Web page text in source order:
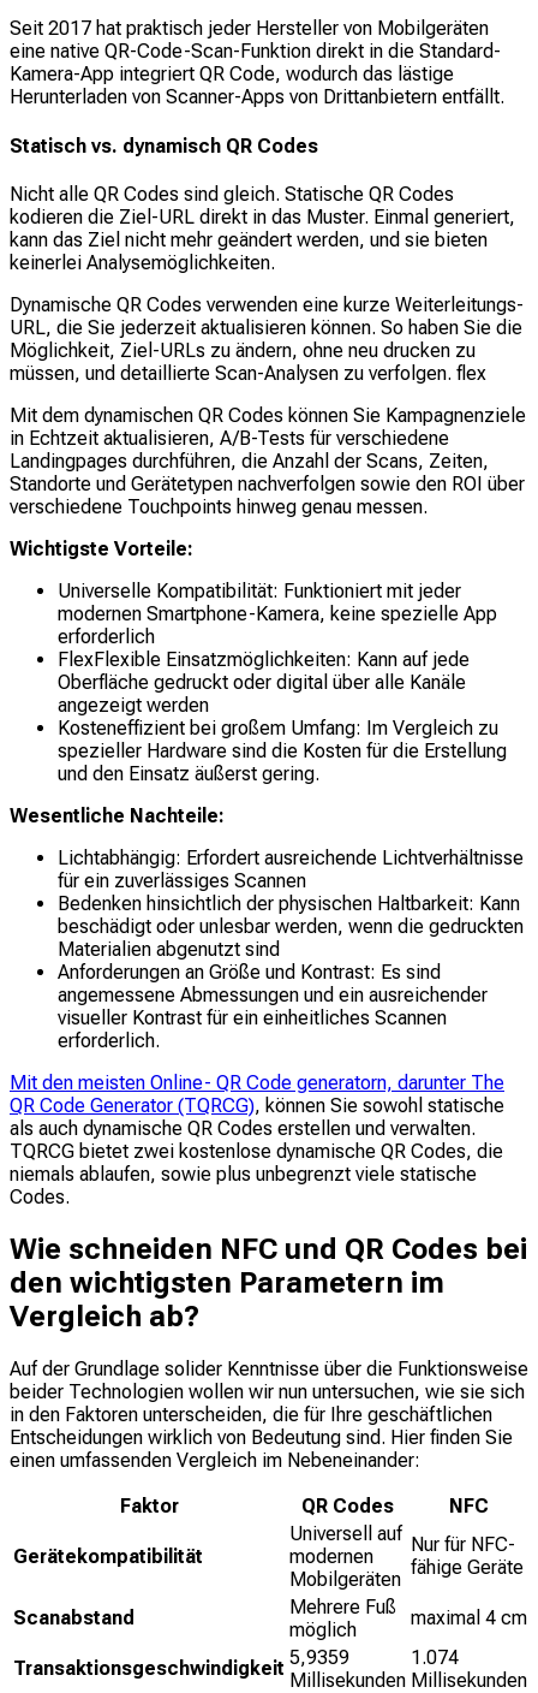
Seit 2017 hat praktisch jeder Hersteller von Mobilgeräten
eine native QR-Code-Scan-Funktion direkt in die Standard-
Kamera-App integriert QR Code, wodurch das lästige
Herunterladen von Scanner-Apps von Drittanbietern entfällt.
Statisch vs. dynamisch QR Codes
Nicht alle QR Codes sind gleich. Statische QR Codes
kodieren die Ziel-URL direkt in das Muster. Einmal generiert,
kann das Ziel nicht mehr geändert werden, und sie bieten
keinerlei Analysemöglichkeiten.
Dynamische QR Codes verwenden eine kurze Weiterleitungs-
URL, die Sie jederzeit aktualisieren können. So haben Sie die
Möglichkeit, Ziel-URLs zu ändern, ohne neu drucken zu
müssen, und detaillierte Scan-Analysen zu verfolgen. flex
Mit dem dynamischen QR Codes können Sie Kampagnenziele
in Echtzeit aktualisieren, A/B-Tests für verschiedene
Landingpages durchführen, die Anzahl der Scans, Zeiten,
Standorte und Gerätetypen nachverfolgen sowie den ROI über
verschiedene Touchpoints hinweg genau messen.
Wichtigste Vorteile:
Universelle Kompatibilität: Funktioniert mit jeder
modernen Smartphone-Kamera, keine spezielle App
erforderlich
FlexFlexible Einsatzmöglichkeiten: Kann auf jede
Oberfläche gedruckt oder digital über alle Kanäle
angezeigt werden
Kosteneffizient bei großem Umfang: Im Vergleich zu
spezieller Hardware sind die Kosten für die Erstellung
und den Einsatz äußerst gering.
Wesentliche Nachteile:
Lichtabhängig: Erfordert ausreichende Lichtverhältnisse
für ein zuverlässiges Scannen
Bedenken hinsichtlich der physischen Haltbarkeit: Kann
beschädigt oder unlesbar werden, wenn die gedruckten
Materialien abgenutzt sind
Anforderungen an Größe und Kontrast: Es sind
angemessene Abmessungen und ein ausreichender
visueller Kontrast für ein einheitliches Scannen
erforderlich.
Mit den meisten Online- QR Code generatorn, darunter The
QR Code Generator (TQRCG), können Sie sowohl statische
als auch dynamische QR Codes erstellen und verwalten.
TQRCG bietet zwei kostenlose dynamische QR Codes, die
niemals ablaufen, sowie plus unbegrenzt viele statische
Codes.
Wie schneiden NFC und QR Codes bei
den wichtigsten Parametern im
Vergleich ab?
Auf der Grundlage solider Kenntnisse über die Funktionsweise
beider Technologien wollen wir nun untersuchen, wie sie sich
in den Faktoren unterscheiden, die für Ihre geschäftlichen
Entscheidungen wirklich von Bedeutung sind. Hier finden Sie
einen umfassenden Vergleich im Nebeneinander:
Faktor
QR Codes NFC
Gerätekompatibilität
Universell auf
modernen
Mobilgeräten
Nur für NFC-
fähige Geräte
Scanabstand
Mehrere Fuß
möglich
maximal 4 cm
Transaktionsgeschwindigkeit 5,9359
Millisekunden
1.074
Millisekunden